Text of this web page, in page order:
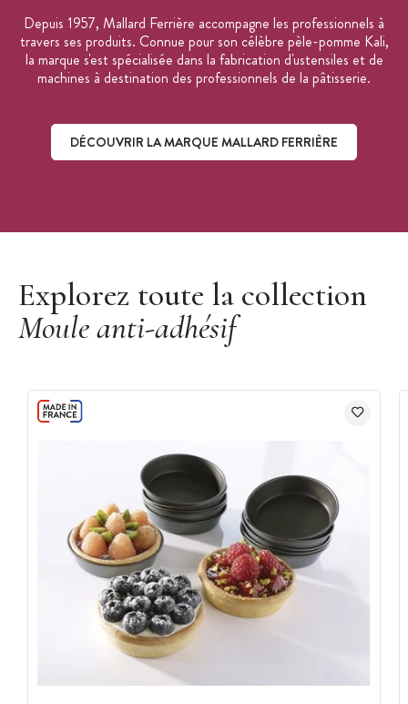
Depuis 1957, Mallard Ferrière accompagne les professionnels à
travers ses produits. Connue pour son célèbre pèle-pomme Kali,
la marque s'est spécialisée dans la fabrication d'ustensiles et de
machines à destination des professionnels de la pâtisserie.
DÉCOUVRIR LA MARQUE MALLARD FERRIÈRE
Explorez toute la collection
Moule anti-adhésif